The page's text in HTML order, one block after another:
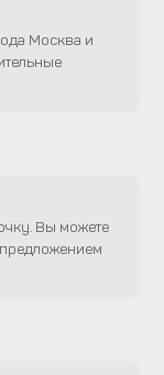
Москва и
Вы можете